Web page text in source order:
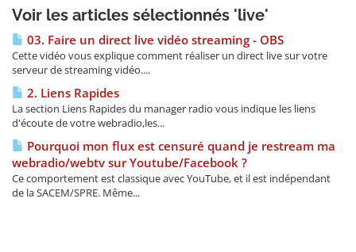
Voir les articles sélectionnés 'live'
03. Faire un direct live vidéo streaming - OBS
Cette vidéo vous explique comment réaliser un direct live sur votre
serveur de streaming vidéo....
2. Liens Rapides
La section Liens Rapides du manager radio vous indique les liens
d'écoute de votre webradio,les...
Pourquoi mon flux est censuré quand je restream ma
webradio/webtv sur Youtube/Facebook ?
Ce comportement est classique avec YouTube, et il est indépendant
de la SACEM/SPRE. Même...